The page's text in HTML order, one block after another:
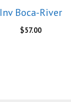
Inv Boca-River
$57.00